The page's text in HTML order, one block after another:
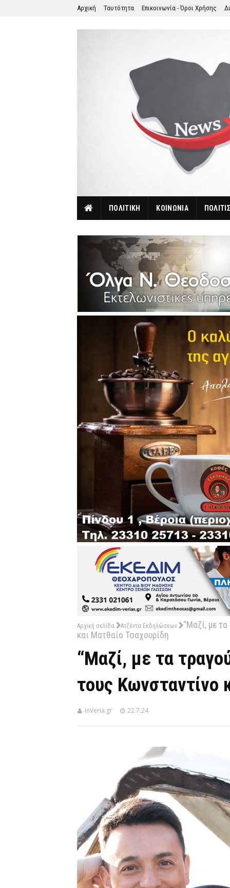
Αρχική Ταυτότητα Επικοινωνία - Όροι Χρήσης
ΠΟΛΙΤΙΚΗ ΚΟΙΝΩΝΙΑ
Αρχική σελίδα Ατζέντα Εκδηλώσεων
“Μαζί, με
και Ματθαίο Τσαχουρίδη
“Μαζί, με τα
τους Κωνσταντίνο
InVeria.gr 22.7.24